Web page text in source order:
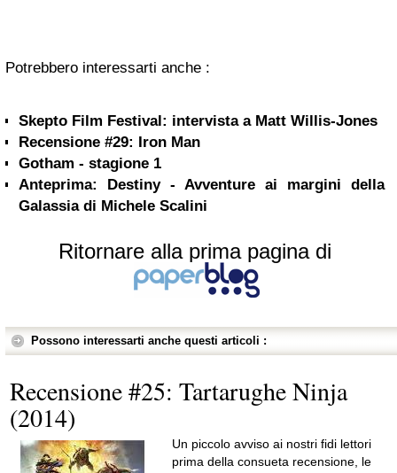
Potrebbero interessarti anche :
Skepto Film Festival: intervista a Matt Willis-Jones
Recensione #29: Iron Man
Gotham - stagione 1
Anteprima: Destiny - Avventure ai margini della
Galassia di Michele Scalini
Ritornare alla prima pagina di
Possono interessarti anche questi articoli :
Recensione #25: Tartarughe Ninja
(2014)
Un piccolo avviso ai nostri fidi lettori
prima della consueta recensione, le